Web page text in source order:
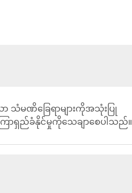
သံမဏိခြေရာများကိုအသုံးပြု
ြာရှည်ခံနိုင်မှုကိုသေချာစေပါသည်။